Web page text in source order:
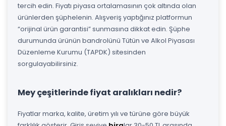
tercih edin. Fiyatı piyasa ortalamasının çok altında olan
ürünlerden şüphelenin. Alışveriş yaptığınız platformun
“orijinal ürün garantisi” sunmasına dikkat edin. Şüphe
durumunda ürünün bandrolünü Tütün ve Alkol Piyasası
Düzenleme Kurumu (TAPDK) sitesinden
sorgulayabilirsiniz.
Mey çeşitlerinde fiyat aralıkları nedir?
Fiyatlar marka, kalite, üretim yılı ve türüne göre büyük